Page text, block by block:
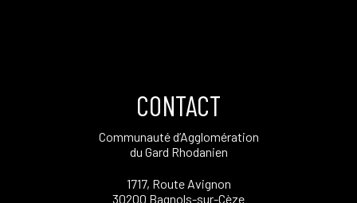
CONTACT
Communauté d’Agglomération
du Gard Rhodanien
1717, Route Avignon
30200 Bagnols-sur-Cèze